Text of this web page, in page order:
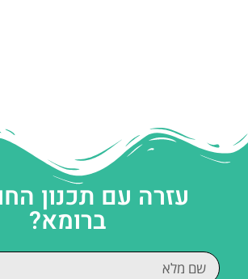
עזרה עם תכנון
ברומא?